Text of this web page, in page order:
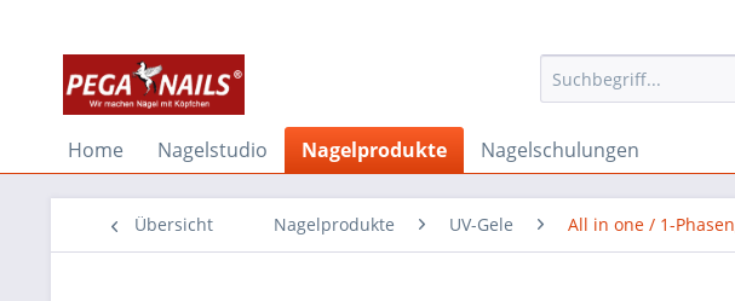
Home Nagelstudio Nagelprodukte Nagelschulungen
Übersicht Nagelprodukte UV-Gele All in one / 1-